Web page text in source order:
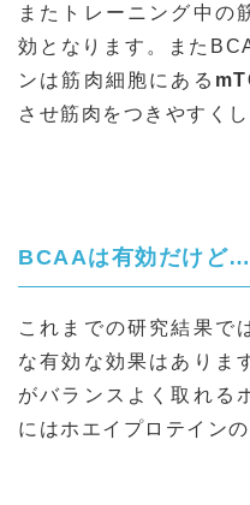
またトレーニング中の
効となります。また
ンは筋肉細胞にある
させ筋肉をつきやすくし
BCAAは有効だけど…
これまでの研究結果で
な有効な効果はありま
がバランスよく取れる
にはホエイプロテイン